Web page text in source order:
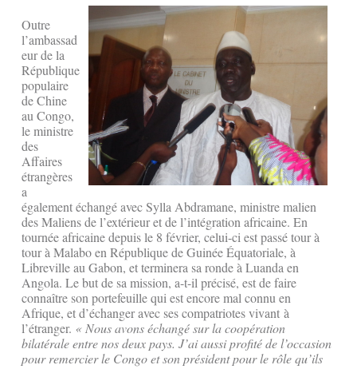
Outre
l’ambassad
eur de la
République
populaire
de Chine
au Congo,
le ministre
des
Affaires
étrangères
a
également échangé avec Sylla Abdramane, ministre malien
des Maliens de l’extérieur et de l’intégration africaine. En
tournée africaine depuis le 8 février, celui-ci est passé tour à
tour à Malabo en République de Guinée Équatoriale, à
Libreville au Gabon, et terminera sa ronde à Luanda en
Angola. Le but de sa mission, a-t-il précisé, est de faire
connaître son portefeuille qui est encore mal connu en
Afrique, et d’échanger avec ses compatriotes vivant à
l’étranger. « Nous avons échangé sur la coopération
bilatérale entre nos deux pays. J’ai aussi profité de l’occasion
pour remercier le Congo et son président pour le rôle qu’ils